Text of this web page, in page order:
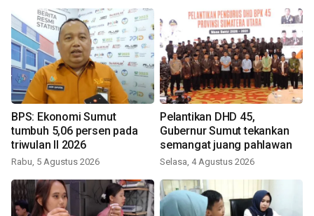
BPS: Ekonomi Sumut
tumbuh 5,06 persen pada
triwulan II 2026
Rabu, 5 Agustus 2026
Pelantikan DHD 45,
Gubernur Sumut tekankan
semangat juang pahlawan
Selasa, 4 Agustus 2026